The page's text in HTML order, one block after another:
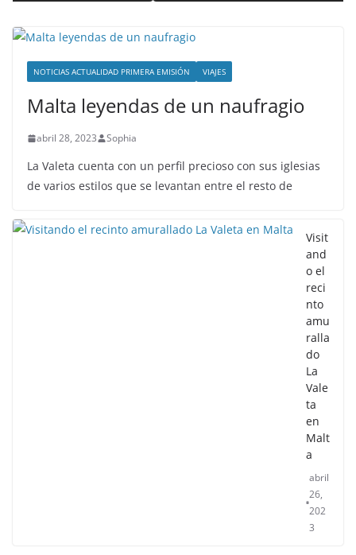
NOTICIAS ACTUALIDAD PRIMERA EMISIÓN VIAJES
Malta leyendas de un naufragio
abril 28, 2023 Sophia
La Valeta cuenta con un perfil precioso con sus iglesias
de varios estilos que se levantan entre el resto de
Visit
and
o el
reci
nto
amu
ralla
do
La
Vale
ta
en
Malt
a
abril
26,
202
3